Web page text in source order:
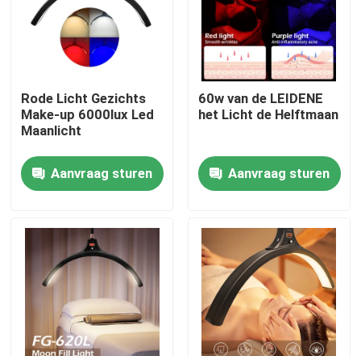
Over ons
Fabriekstocht
Neem contact met ons op
Nieuws
LEIDENE Videostudiolichten
Rode Licht Gezichts
Make-up 6000lux Led
Maanlicht
Aanvraag sturen
60w van de LEIDENE
het Licht de Helftmaan
Aanvraag sturen